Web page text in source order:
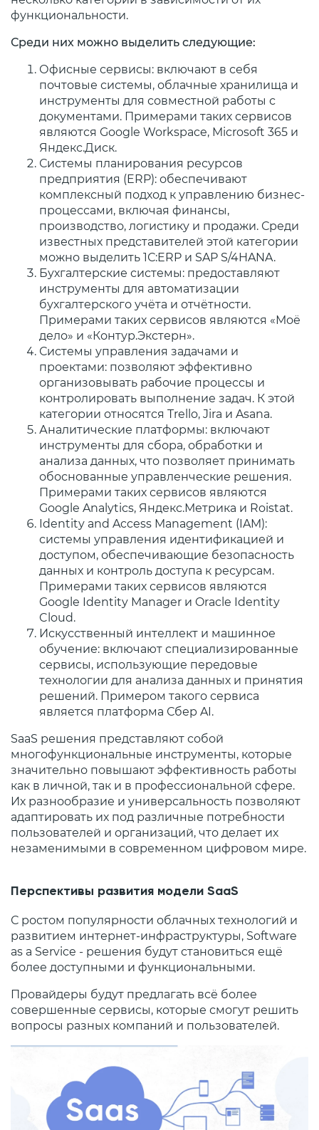
функциональности.
Среди них можно выделить следующие:
Офисные сервисы: включают в себя
почтовые системы, облачные хранилища и
инструменты для совместной работы с
документами. Примерами таких сервисов
являются Google Workspace, Microsoft 365 и
Яндекс.Диск.
Системы планирования ресурсов
предприятия (ERP): обеспечивают
комплексный подход к управлению бизнес-
процессами, включая финансы,
производство, логистику и продажи. Среди
известных представителей этой категории
можно выделить 1С:ERP и SAP S/4HANA.
Бухгалтерские системы: предоставляют
инструменты для автоматизации
бухгалтерского учёта и отчётности.
Примерами таких сервисов являются «Моё
дело» и «Контур.Экстерн».
Системы управления задачами и
проектами: позволяют эффективно
организовывать рабочие процессы и
контролировать выполнение задач. К этой
категории относятся Trello, Jira и Asana.
Аналитические платформы: включают
инструменты для сбора, обработки и
анализа данных, что позволяет принимать
обоснованные управленческие решения.
Примерами таких сервисов являются
Google Analytics, Яндекс.Метрика и Roistat.
Identity and Access Management (IAM):
системы управления идентификацией и
доступом, обеспечивающие безопасность
данных и контроль доступа к ресурсам.
Примерами таких сервисов являются
Google Identity Manager и Oracle Identity
Cloud.
Искусственный интеллект и машинное
обучение: включают специализированные
сервисы, использующие передовые
технологии для анализа данных и принятия
решений. Примером такого сервиса
является платформа Сбер AI.
SaaS решения представляют собой
многофункциональные инструменты, которые
значительно повышают эффективность работы
как в личной, так и в профессиональной сфере.
Их разнообразие и универсальность позволяют
адаптировать их под различные потребности
пользователей и организаций, что делает их
незаменимыми в современном цифровом мире.
Перспективы развития модели SaaS
С ростом популярности облачных технологий и
развитием интернет-инфраструктуры, Software
as a Service - решения будут становиться ещё
более доступными и функциональными.
Провайдеры будут предлагать всё более
совершенные сервисы, которые смогут решить
вопросы разных компаний и пользователей.